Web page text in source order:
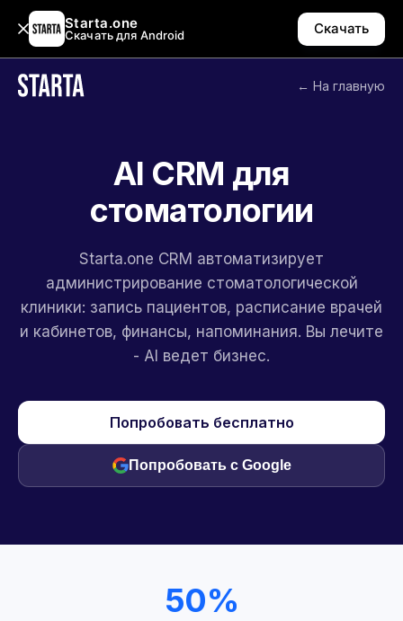
Starta.one
Скачать для Android Скачать
← На главную
AI CRM для
стоматологии
Starta.one CRM автоматизирует
администрирование стоматологической
клиники: запись пациентов, расписание врачей
и кабинетов, финансы, напоминания. Вы лечите
- AI ведет бизнес.
Попробовать бесплатно
Попробовать с Google
50%